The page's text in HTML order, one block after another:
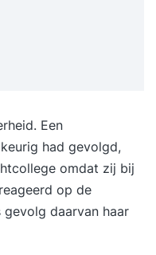
EXIN
en
te beoordelen en
ethiek, regelgeving
risico’s
AI-
bijdragen aan
in AI-
Een
had gevolgd,
omdat zij bij
op de
daarvan haar